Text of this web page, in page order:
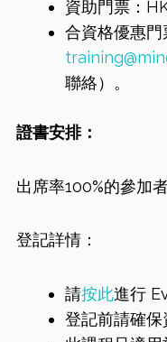
資助門票：
合資格優惠
聯絡）。
證書安排：
出席率100%的參加
登記詳情：
請按此進行
登記前請確保